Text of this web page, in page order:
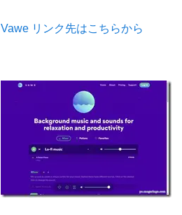
Vawe リンク先はこちらから